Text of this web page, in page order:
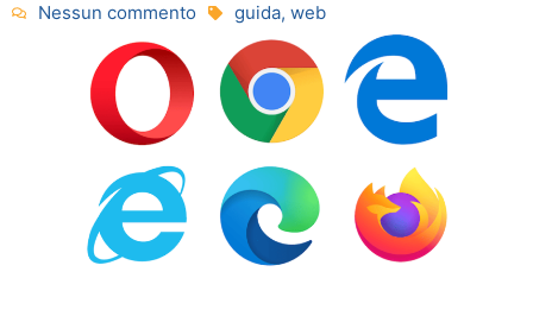
Nessun commento
guida, web